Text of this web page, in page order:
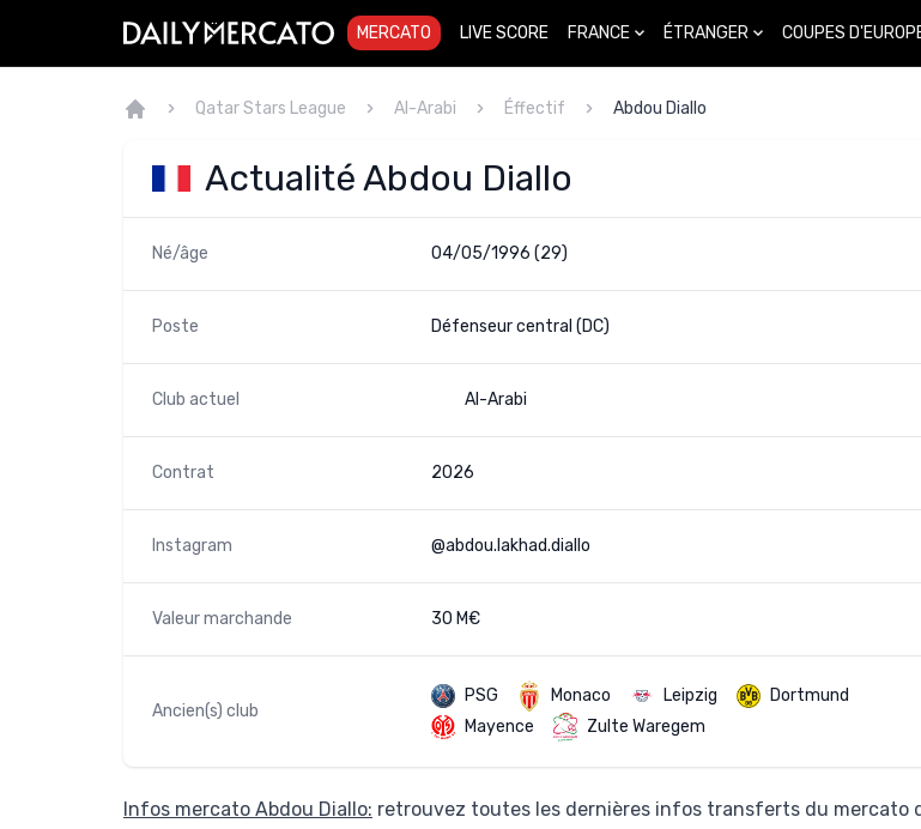
MERCATO LIVE SCORE FRANCE ÉTRANGER COUPES
Qatar Stars League Al-Arabi Éffectif Abdou Diallo
Actualité Abdou Diallo
Né/âge 04/05/1996 (29)
Poste Défenseur central (DC)
Club actuel Al-Arabi
Contrat 2026
Instagram @abdou.lakhad.diallo
Valeur marchande 30 M€
Ancien(s) club
PSG Monaco Leipzig
Dortmund
Mayence
Zulte Waregem
Infos mercato Abdou Diallo: retrouvez toutes les dernières infos transferts du mercato